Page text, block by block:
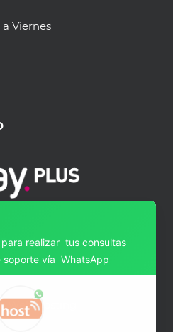
Viernes
Web Hosting
realizar tus consultas
soporte vía WhatsApp